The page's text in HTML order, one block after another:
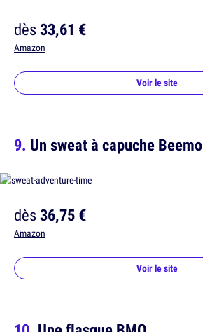
dès33,61 €
Amazon
Voir le site
Un sweat à capuche Beemo
dès36,75 €
Amazon
Voir le site